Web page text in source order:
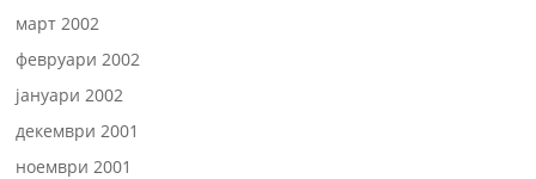
март 2002
февруари 2002
јануари 2002
декември 2001
ноември 2001